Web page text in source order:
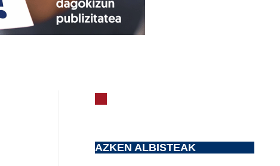
AZKEN ALBISTEAK